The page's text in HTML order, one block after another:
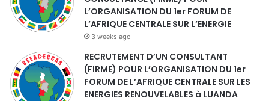
L’ORGANISATION DU 1er FORUM DE
L’AFRIQUE CENTRALE SUR L’ENERGIE
3 weeks ago
RECRUTEMENT D’UN CONSULTANT
(FIRME) POUR L’ORGANISATION DU 1er
FORUM DE L’AFRIQUE CENTRALE SUR LES
ENERGIES RENOUVELABLES à LUANDA